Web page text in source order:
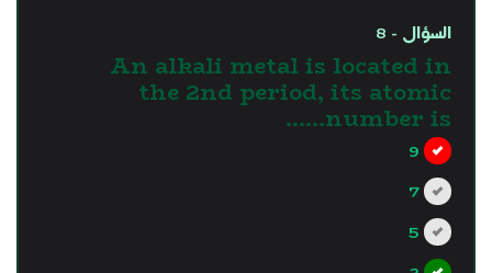
السؤال - 8
An alkali metal is located in
the 2nd period, its atomic
number is……
9
7
5